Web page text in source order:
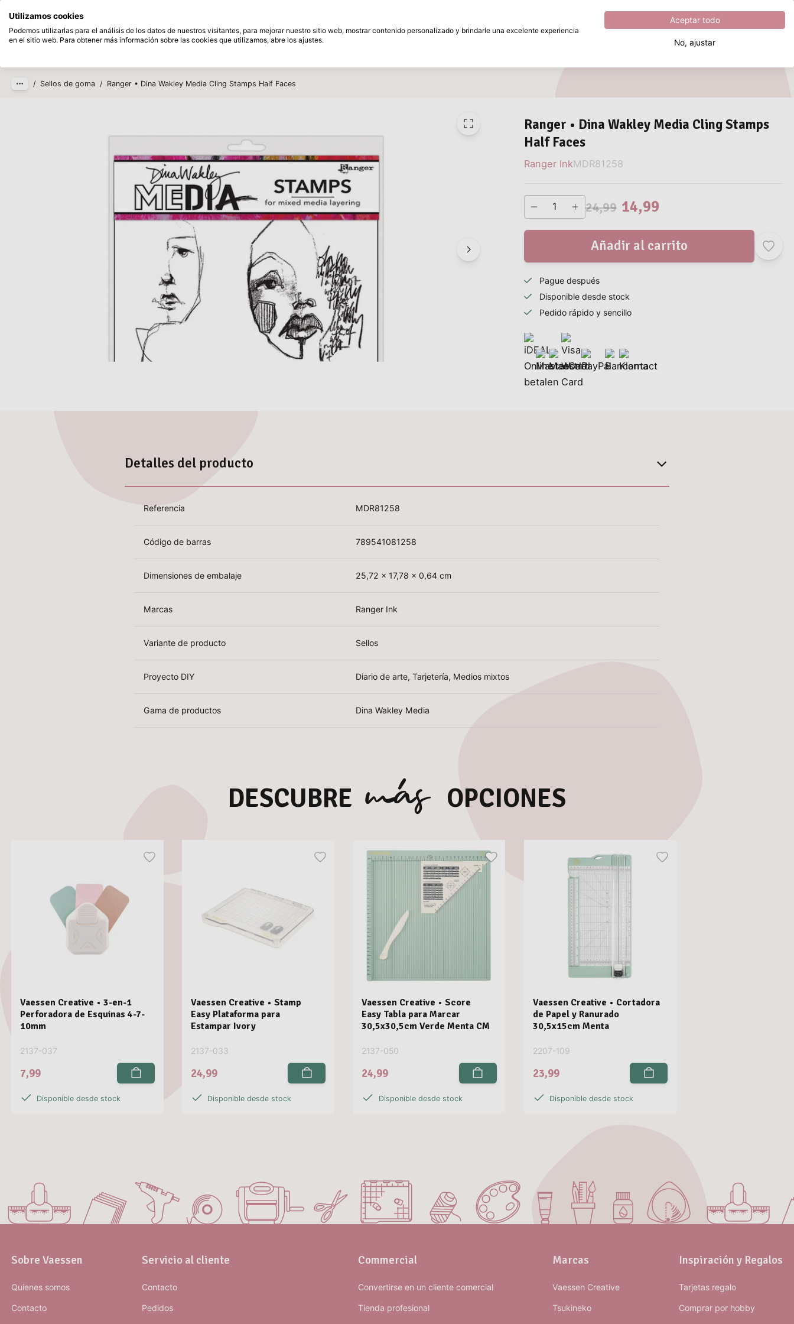
Saltar al contenido principal
Excelente 4.8sobre5
Próximamente
/ Sellos de goma / Ranger • Dina Wakley Media Cling Stamps Half Faces
Ranger • Dina Wakley Media Cling Stamps
Half Faces
Ranger InkMDR81258
24,99 14,99
Añadir al carrito
Pague después
Disponible desde stock
Pedido rápido y sencillo
Detalles del producto
Referencia MDR81258
Código de barras 789541081258
Dimensiones de embalaje 25,72 x 17,78 x 0,64 cm
Marcas Ranger Ink
Variante de producto Sellos
Proyecto DIY Diario de arte, Tarjetería, Medios mixtos
Gama de productos Dina Wakley Media
DESCUBRE más OPCIONES
Vaessen Creative • 3-en-1
Perforadora de Esquinas 4-7-
10mm
2137-037
7,99
Disponible desde stock
Vaessen Creative • Stamp
Easy Plataforma para
Estampar Ivory
2137-033
24,99
Disponible desde stock
Vaessen Creative • Score
Easy Tabla para Marcar
30,5x30,5cm Verde Menta CM
2137-050
24,99
Disponible desde stock
Vaessen Creative • Cortadora
de Papel y Ranurado
30,5x15cm Menta
2207-109
23,99
Disponible desde stock
Sobre Vaessen
Quienes somos
Contacto
Servicio al cliente
Contacto
Pedidos
Commercial
Convertirse en un cliente comercial
Tienda profesional
Marcas
Vaessen Creative
Tsukineko
Inspiración y Regalos
Tarjetas regalo
Comprar por hobby
Utilizamos cookies
Podemos utilizarlas para el análisis de los datos de nuestros visitantes, para mejorar nuestro sitio web, mostrar contenido personalizado y brindarle una excelente experiencia
en el sitio web. Para obtener más información sobre las cookies que utilizamos, abre los ajustes.
Aceptar todo
No, ajustar